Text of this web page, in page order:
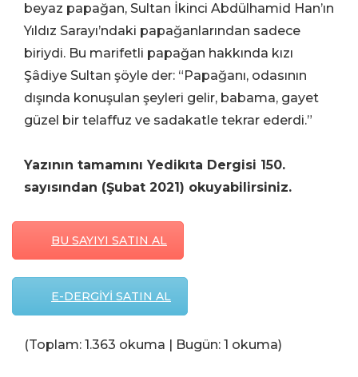
beyaz papağan, Sultan İkinci Abdülhamid Han’ın
Yıldız Sarayı’ndaki papağanlarından sadece
biriydi. Bu marifetli papağan hakkında kızı
Şâdiye Sultan şöyle der: “Papağanı, odasının
dışında konuşulan şeyleri gelir, babama, gayet
güzel bir telaffuz ve sadakatle tekrar ederdi.”
Yazının tamamını Yedikıta Dergisi 150.
sayısından (Şubat 2021) okuyabilirsiniz.
BU SAYIYI SATIN AL
E-DERGİYİ SATIN AL
(Toplam: 1.363 okuma | Bugün: 1 okuma)